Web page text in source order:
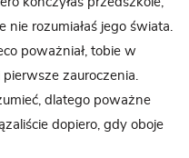
nie rozumiałaś jego świata.
poważniał, tobie w
pierwsze zauroczenia.
dlatego poważne
dopiero, gdy oboje